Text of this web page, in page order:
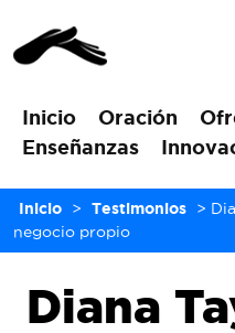
Inicio Oración
Enseñanzas
Inicio > Testimonios >
negocio propio
Diana